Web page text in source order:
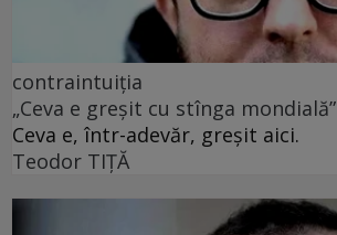
contraintuiția
„Ceva e greșit cu stînga mondială”
Ceva e, într-adevăr, greșit aici.
Teodor TIŢĂ